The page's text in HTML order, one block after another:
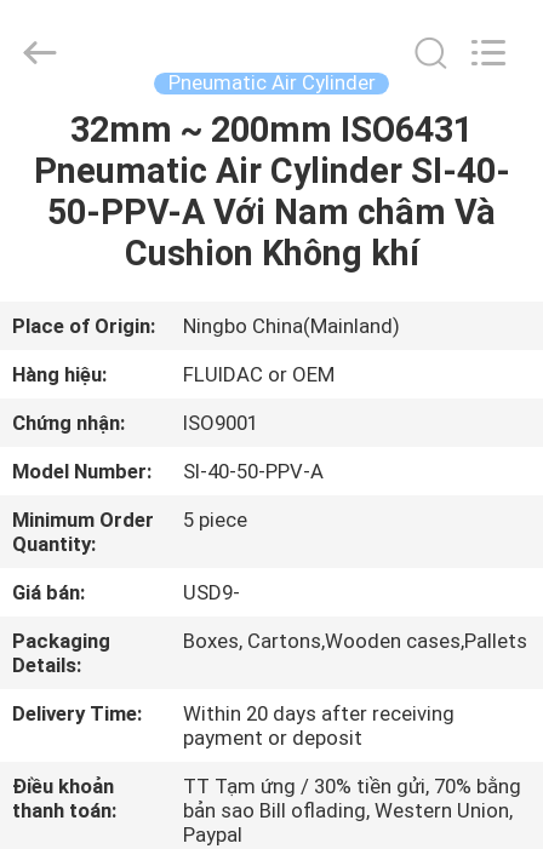
TRANG
CHỦ
PHẨM
VIDEO
VỀ
CHÚNG
TÔI
THAM
QUAN
NHÀ
MÁY
FLUID
AUTOMATIC
Pneumatic Air Cylinder
32mm ~ 200mm ISO6431
Pneumatic Air Cylinder SI-40-
50-PPV-A Với Nam châm Và
Cushion Không khí
Place of Origin:
Ningbo China(Mainland)
Hàng hiệu:
FLUIDAC or OEM
Chứng nhận:
ISO9001
Model Number:
SI-40-50-PPV-A
Minimum Order
Quantity:
5 piece
Giá bán:
USD9-
Packaging
Details:
Boxes, Cartons,Wooden cases,Pallets
Delivery Time:
Within 20 days after receiving
payment or deposit
Điều khoản
thanh toán:
TT Tạm ứng / 30% tiền gửi, 70% bằng
bản sao Bill oflading, Western Union,
Paypal